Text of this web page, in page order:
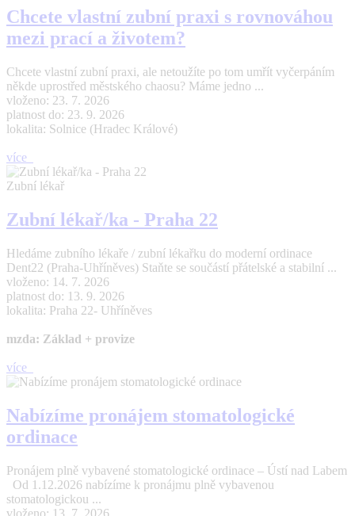
Chcete vlastní zubní praxi s rovnováhou
mezi prací a životem?
Chcete vlastní zubní praxi, ale netoužíte po tom umřít vyčerpáním
někde uprostřed městského chaosu? Máme jedno ...
vloženo: 23. 7. 2026
platnost do: 23. 9. 2026
lokalita: Solnice (Hradec Králové)
více
Zubní lékař
Zubní lékař/ka - Praha 22
Hledáme zubního lékaře / zubní lékařku do moderní ordinace
Dent22 (Praha-Uhříněves) Staňte se součástí přátelské a stabilní ...
vloženo: 14. 7. 2026
platnost do: 13. 9. 2026
lokalita: Praha 22- Uhříněves
mzda: Základ + provize
více
Nabízíme pronájem stomatologické
ordinace
Pronájem plně vybavené stomatologické ordinace – Ústí nad Labem
Od 1.12.2026 nabízíme k pronájmu plně vybavenou
stomatologickou ...
vloženo: 13. 7. 2026